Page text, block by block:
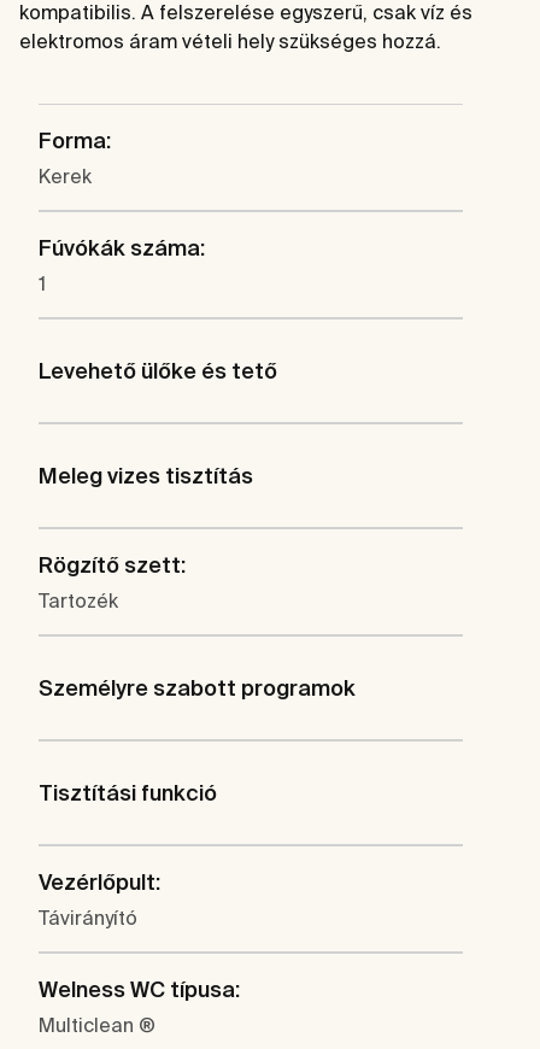
kompatibilis. A felszerelése egyszerű, csak víz és
elektromos áram vételi hely szükséges hozzá.
Forma:
Kerek
Fúvókák száma:
1
Levehető ülőke és tető
Meleg vizes tisztítás
Rögzítő szett:
Tartozék
Személyre szabott programok
Tisztítási funkció
Vezérlőpult:
Távirányító
Welness WC típusa:
Multiclean ®